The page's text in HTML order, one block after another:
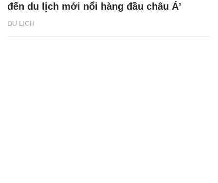
DU LỊCH
đến du lịch mới nổi hàng đầu châu Á’